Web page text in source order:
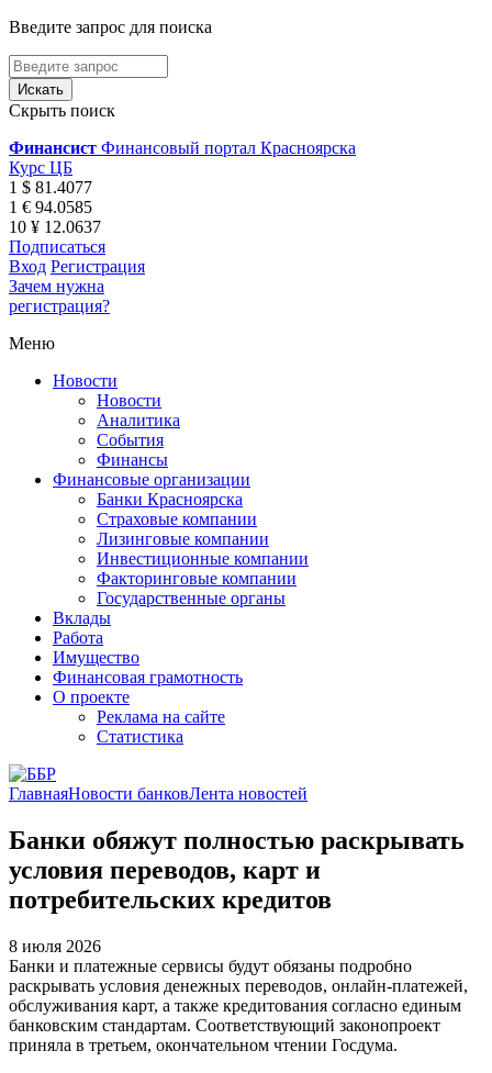
Введите запрос для поиска
Скрыть поиск
Финансист Финансовый портал Красноярска
Курс ЦБ
1 $ 81.4077
1 € 94.0585
10 ¥ 12.0637
Подписаться
Вход Регистрация
Зачем нужна
регистрация?
Меню
Новости
Новости
Аналитика
События
Финансы
Финансовые организации
Банки Красноярска
Страховые компании
Лизинговые компании
Инвестиционные компании
Факторинговые компании
Государственные органы
Вклады
Работа
Имущество
Финансовая грамотность
О проекте
Реклама на сайте
Статистика
ГлавнаяНовости банковЛента новостей
Банки обяжут полностью раскрывать
условия переводов, карт и
потребительских кредитов
8 июля 2026
Банки и платежные сервисы будут обязаны подробно
раскрывать условия денежных переводов, онлайн-платежей,
обслуживания карт, а также кредитования согласно единым
банковским стандартам. Соответствующий законопроект
приняла в третьем, окончательном чтении Госдума.